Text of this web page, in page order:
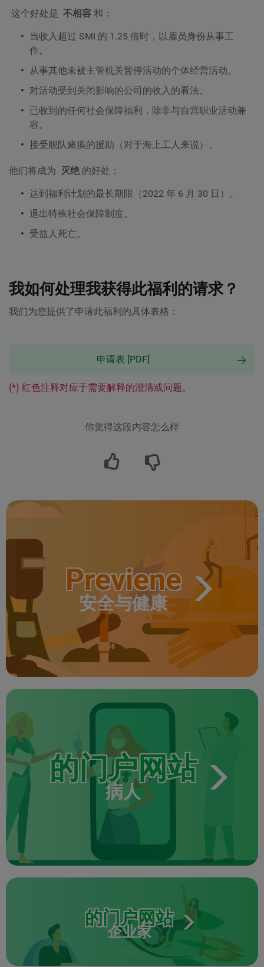
这个好处是 不相容 和：
当收入超过 SMI 的 1.25 倍时，以雇员身份从事工
作。
从事其他未被主管机关暂停活动的个体经营活动。
对活动受到关闭影响的公司的收入的看法。
已收到的任何社会保障福利，除非与自营职业活动兼
容。
接受舰队瘫痪的援助（对于海上工人来说）。
他们将成为 灭绝的好处：
达到福利计划的最长期限（2022 年 6 月 30 日）。
退出特殊社会保障制度。
受益人死亡。
我如何处理我获得此福利的请求？
我们为您提供了申请此福利的具体表格：
申请表 [PDF]
(*) 红色注释对应于需要解释的澄清或问题。
你觉得这段内容怎么样
Previene
安全与健康
的门户网站
病人
的门户网站
企业家